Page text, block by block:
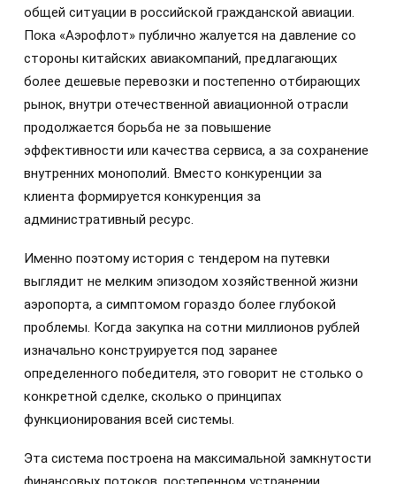
общей ситуации в российской гражданской авиации.
Пока «Аэрофлот» публично жалуется на давление со
стороны китайских авиакомпаний, предлагающих
более дешевые перевозки и постепенно отбирающих
рынок, внутри отечественной авиационной отрасли
продолжается борьба не за повышение
эффективности или качества сервиса, а за сохранение
внутренних монополий. Вместо конкуренции за
клиента формируется конкуренция за
административный ресурс.
Именно поэтому история с тендером на путевки
выглядит не мелким эпизодом хозяйственной жизни
аэропорта, а симптомом гораздо более глубокой
проблемы. Когда закупка на сотни миллионов рублей
изначально конструируется под заранее
определенного победителя, это говорит не столько о
конкретной сделке, сколько о принципах
функционирования всей системы.
Эта система построена на максимальной замкнутости